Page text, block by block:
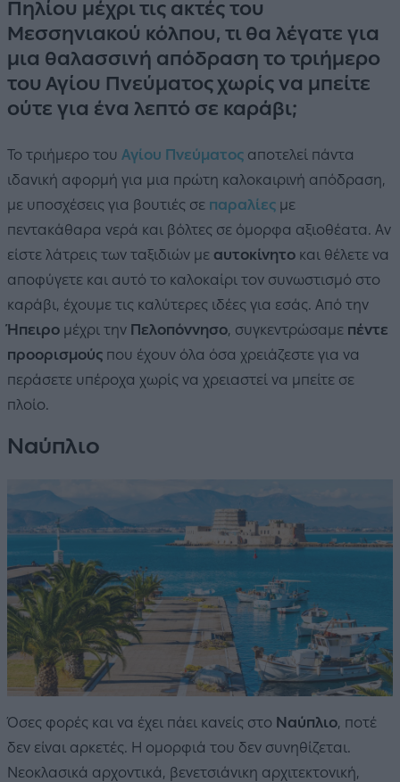
Πηλίου μέχρι τις ακτές του
Μεσσηνιακού κόλπου, τι θα λέγατε για
μια θαλασσινή απόδραση το τριήμερο
του Αγίου Πνεύματος χωρίς να μπείτε
ούτε για ένα λεπτό σε καράβι;
Το τριήμερο του Αγίου Πνεύματος αποτελεί πάντα
ιδανική αφορμή για μια πρώτη καλοκαιρινή απόδραση,
με υποσχέσεις για βουτιές σε παραλίες με
πεντακάθαρα νερά και βόλτες σε όμορφα αξιοθέατα. Αν
είστε λάτρεις των ταξιδιών με αυτοκίνητο και θέλετε να
αποφύγετε και αυτό το καλοκαίρι τον συνωστισμό στο
καράβι, έχουμε τις καλύτερες ιδέες για εσάς. Από την
Ήπειρο μέχρι την Πελοπόννησο, συγκεντρώσαμε πέντε
προορισμούς που έχουν όλα όσα χρειάζεστε για να
περάσετε υπέροχα χωρίς να χρειαστεί να μπείτε σε
πλοίο.
Ναύπλιο
Όσες φορές και να έχει πάει κανείς στο Ναύπλιο, ποτέ
δεν είναι αρκετές. Η ομορφιά του δεν συνηθίζεται.
Νεοκλασικά αρχοντικά, βενετσιάνικη αρχιτεκτονική,